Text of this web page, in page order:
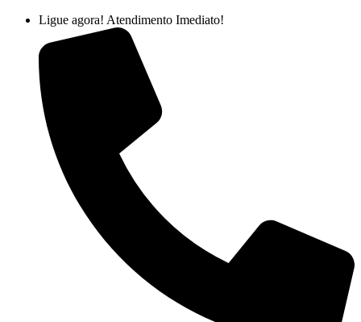
conteúdo
Ligue agora! Atendimento Imediato!